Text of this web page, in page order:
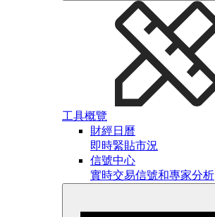
工具概覽
財經日曆
即時緊貼市況
信號中心
實時交易信號和專家分析